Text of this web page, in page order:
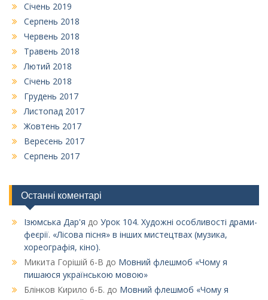
Січень 2019
Серпень 2018
Червень 2018
Травень 2018
Лютий 2018
Січень 2018
Грудень 2017
Листопад 2017
Жовтень 2017
Вересень 2017
Серпень 2017
Останні коментарі
Ізюмська Дар'я до Урок 104. Художні особливості драми-
феєрії. «Лісова пісня» в інших мистецтвах (музика,
хореографія, кіно).
Микита Горішій 6-В до Мовний флешмоб «Чому я
пишаюся українською мовою»
Блінков Кирило 6-Б. до Мовний флешмоб «Чому я